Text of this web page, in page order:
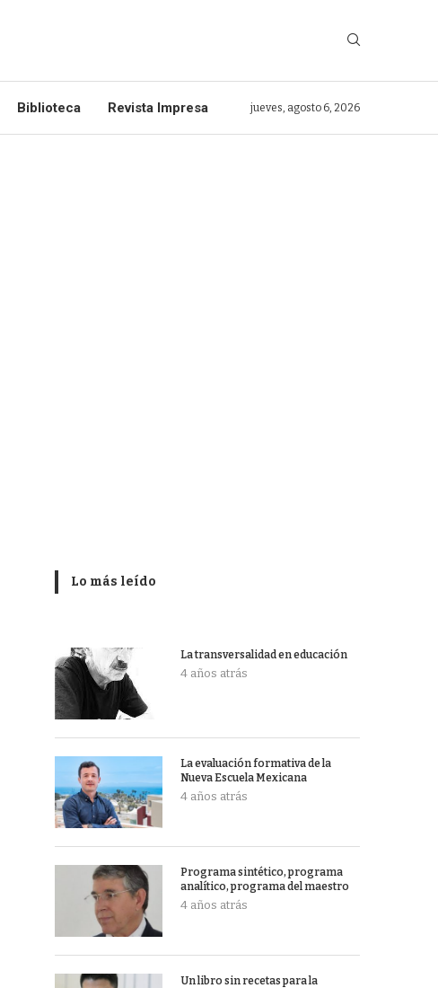
Biblioteca Revista Impresa jueves, agosto 6, 2026
Lo más leído
La transversalidad en educación
4 años atrás
La evaluación formativa de la
Nueva Escuela Mexicana
4 años atrás
Programa sintético, programa
analítico, programa del maestro
4 años atrás
Un libro sin recetas para la